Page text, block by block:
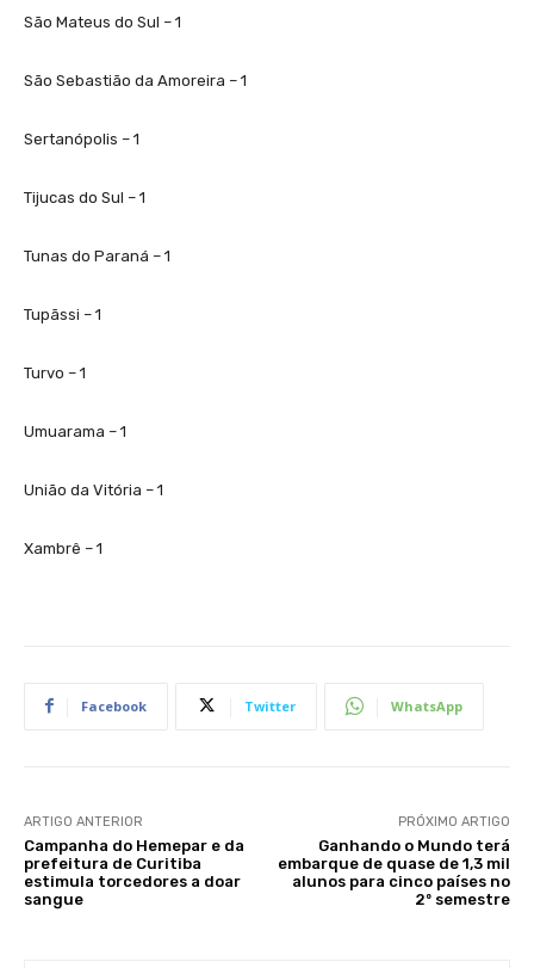
São Mateus do Sul – 1
São Sebastião da Amoreira – 1
Sertanópolis – 1
Tijucas do Sul – 1
Tunas do Paraná – 1
Tupãssi – 1
Turvo – 1
Umuarama – 1
União da Vitória – 1
Xambrê – 1
Facebook Twitter WhatsApp
ARTIGO ANTERIOR
Campanha do Hemepar e da
prefeitura de Curitiba
estimula torcedores a doar
sangue
PRÓXIMO ARTIGO
Ganhando o Mundo terá
embarque de quase de 1,3 mil
alunos para cinco países no
2º semestre